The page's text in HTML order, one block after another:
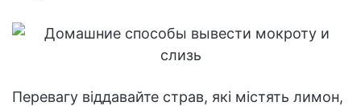
Перевагу віддавайте страв, які містять лимон,